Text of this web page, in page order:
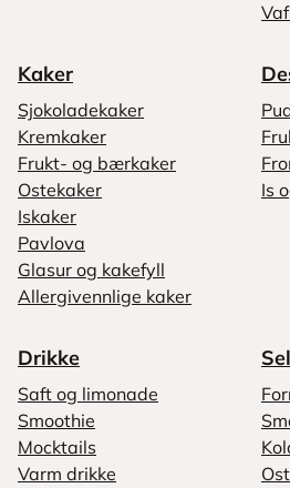
Kaker
Sjokoladekaker
Kremkaker
Frukt- og bærkaker
Ostekaker
Iskaker
Pavlova
Glasur og kakefyll
Allergivennlige kaker
Is
Drikke
Saft og limonade
Smoothie
Mocktails
Varm drikke